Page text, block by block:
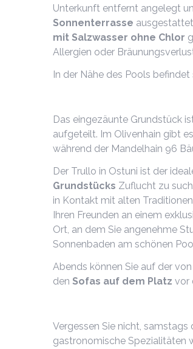
Unterkunft entfernt angelegt
Sonnenterrasse
mit Salzwasser ohne Chlor
Allergien oder
In der Nähe des Pools
Das eingezäunte Grundstück
aufgeteilt. Im Olivenhain gibt
während der Mandelhain 96
Der Trullo in Ostuni ist der
Grundstücks Zuflucht zu
in Kontakt mit alten
Ihren Freunden an einem
Ort, an dem Sie angenehme
Sonnenbaden am schönen
Abends können Sie auf der von
den Sofas auf dem Platz vor
Vergessen Sie nicht,
gastronomische Spezialitäten